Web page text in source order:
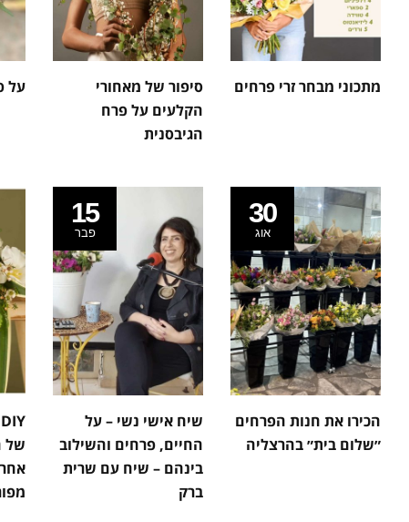
מתכוני מבחר זרי פרחים
סיפור של מאחורי
הקלעים על פרח
הגיבסנית
על
30
אוג
הכירו את חנות הפרחים
״שלום בית״ בהרצליה
15
פבר
שיח אישי נשי – על
החיים, פרחים והשילוב
בינהם – שיח עם שרית
ברק
של